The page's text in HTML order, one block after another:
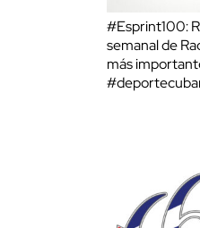
#Esprint100:
semanal de
más